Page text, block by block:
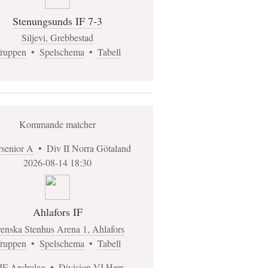
Stenungsunds IF 7-3
Siljevi, Grebbestad
• Spelschema • Tabell
Kommande matcher
A • Div II Norra Götaland
2026-08-14 18:30
Ahlafors IF
Stenhus Arena 1, Ahlafors
• Spelschema • Tabell